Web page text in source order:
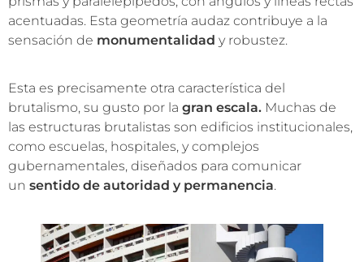
acentuadas. Esta geometría audaz contribuye a la
sensación de monumentalidad y robustez.
Esta es precisamente otra característica del
brutalismo, su gusto por la gran escala. Muchas de
las estructuras brutalistas son edificios institucionales,
como escuelas, hospitales, y complejos
gubernamentales, diseñados para comunicar
un sentido de autoridad y permanencia.